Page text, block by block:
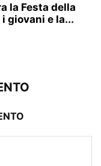
la Festa della
giovani e la...